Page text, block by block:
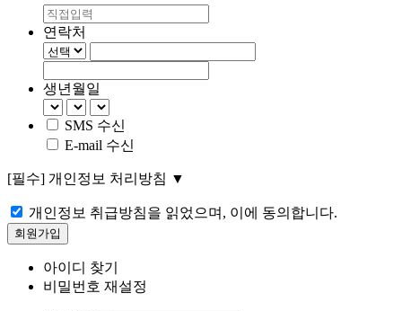
연락처
생년월일
SMS 수신
E-mail 수신
[필수] 개인정보 처리방침 ▼
개인정보 취급방침을 읽었으며, 이에 동의합니다.
아이디 찾기
비밀번호 재설정